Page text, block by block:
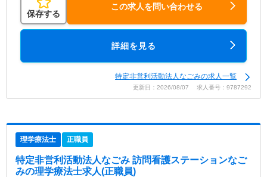
保存する
この求人を問い合わせる
詳細を見る
特定非営利活動法人なごみの求人一覧
更新日：2026/08/07 求人番号：9787292
理学療法士 正職員
特定非営利活動法人なごみ 訪問看護ステーションなご
みの理学療法士求人(正職員)